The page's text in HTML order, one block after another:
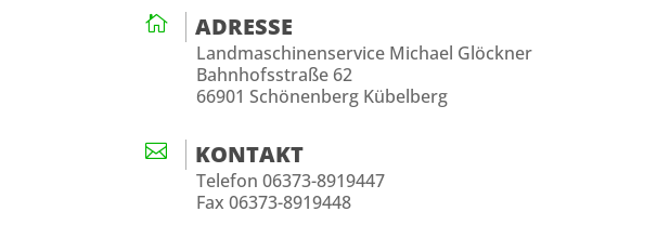
 ADRESSE
Landmaschinenservice Michael Glöckner
Bahnhofsstraße 62
66901 Schönenberg Kübelberg
 KONTAKT
Telefon 06373-8919447
Fax 06373-8919448